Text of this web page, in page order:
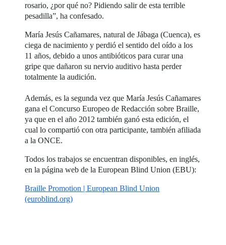
rosario, ¿por qué no? Pidiendo salir de esta terrible
pesadilla”, ha confesado.
María Jesús Cañamares, natural de Jábaga (Cuenca), es
ciega de nacimiento y perdió el sentido del oído a los
11 años, debido a unos antibióticos para curar una
gripe que dañaron su nervio auditivo hasta perder
totalmente la audición.
Además, es la segunda vez que María Jesús Cañamares
gana el Concurso Europeo de Redacción sobre Braille,
ya que en el año 2012 también ganó esta edición, el
cual lo compartió con otra participante, también afiliada
a la ONCE.
Todos los trabajos se encuentran disponibles, en inglés,
en la página web de la European Blind Union (EBU):
Braille Promotion | European Blind Union
(euroblind.org)